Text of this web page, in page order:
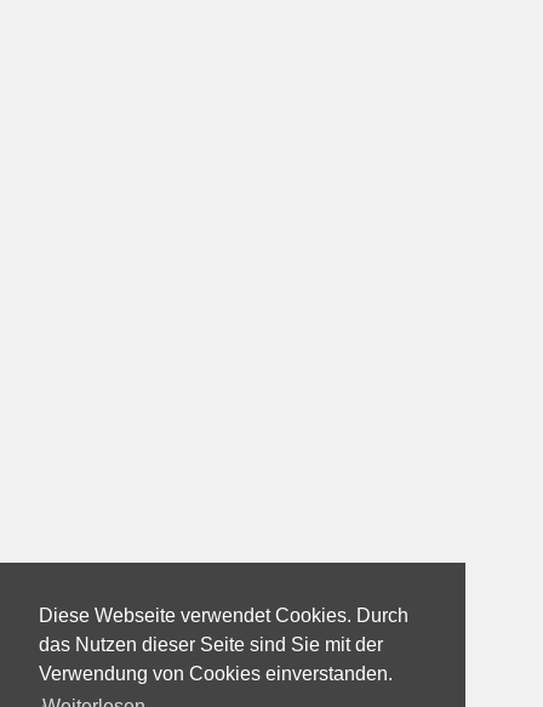
Diese Webseite verwendet Cookies. Durch
das Nutzen dieser Seite sind Sie mit der
Verwendung von Cookies einverstanden.